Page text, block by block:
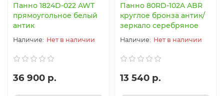
Панно 1824D-022 AWT
прямоугольное белый
антик
Нет в наличии
36 900 р.
Панно 80RD-102A ABR
круглое бронза антик/
зеркало серебряное
Нет в наличии
13 540 р.